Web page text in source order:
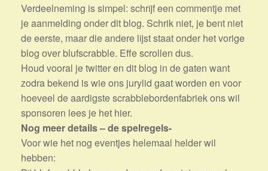
Verdeelneming is simpel: schrijf een commentje met
je aanmelding onder dit blog. Schrik niet, je bent niet
de eerste, maar die andere lijst staat onder het vorige
blog over blufscrabble. Effe scrollen dus.
Houd vooral je twitter en dit blog in de gaten want
zodra bekend is wie ons jurylid gaat worden en voor
hoeveel de aardigste scrabblebordenfabriek ons wil
sponsoren lees je het hier.
Nog meer details – de spelregels-
Voor wie het nog eventjes helemaal helder wil
hebben: